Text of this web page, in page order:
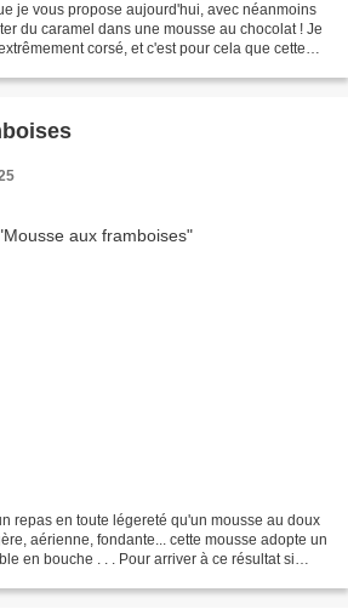
je vous propose aujourd'hui, avec néanmoins
du caramel dans une mousse au chocolat ! Je
corsé, et c'est pour cela que cette
repas en toute légereté qu'un mousse au doux
aérienne, fondante... cette mousse adopte un
en bouche . . . Pour arriver à ce résultat si